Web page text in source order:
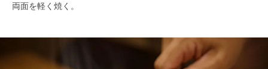
両面を軽く焼く。